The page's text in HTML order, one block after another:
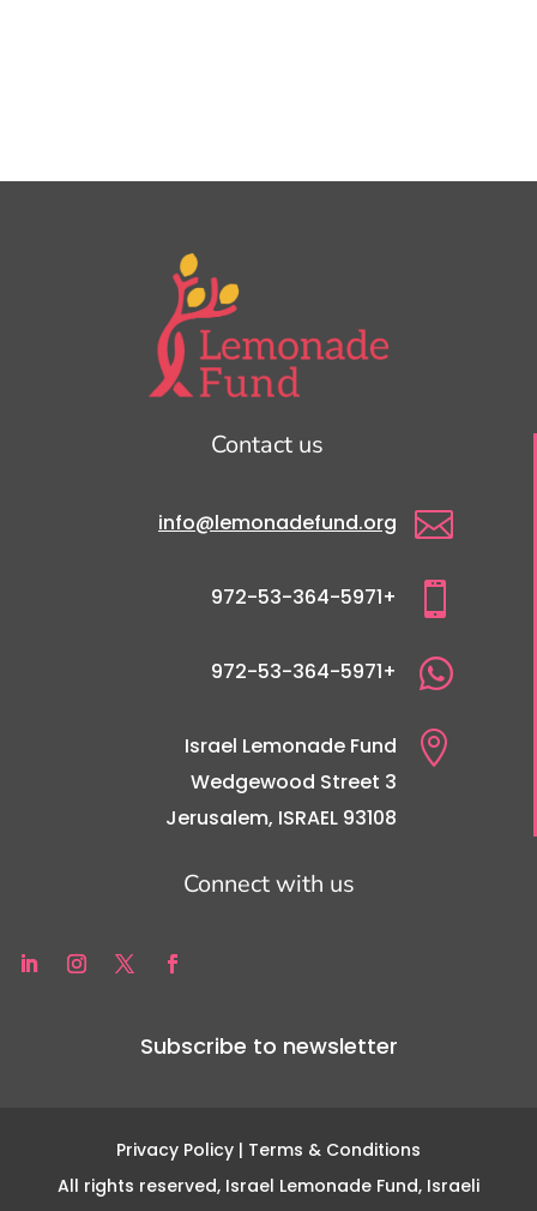
Contact us

info@lemonadefund.org

+972-53-364-5971

+972-53-364-5971

Israel Lemonade Fund
3 Wedgewood Street
Jerusalem, ISRAEL 93108
Connect with us
Subscribe to newsletter
Privacy Policy | Terms & Conditions
All rights reserved, Israel Lemonade Fund, Israeli